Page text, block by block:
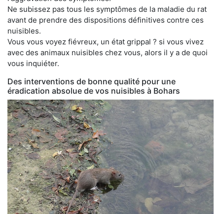
Ne subissez pas tous les symptômes de la maladie du rat
avant de prendre des dispositions définitives contre ces
nuisibles.
Vous vous voyez fiévreux, un état grippal ? si vous vivez
avec des animaux nuisibles chez vous, alors il y a de quoi
vous inquiéter.
Des interventions de bonne qualité pour une
éradication absolue de vos nuisibles à Bohars